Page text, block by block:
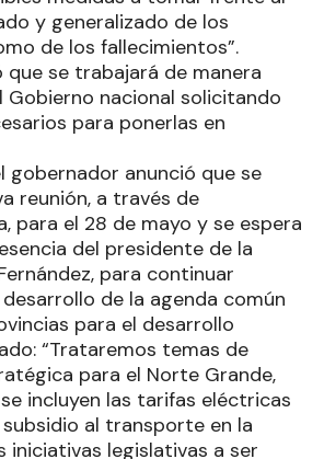
y generalizado de los
de los fallecimientos”.
que se trabajará de manera
Gobierno nacional solicitando
para ponerlas en
gobernador anunció que se
reunión, a través de
para el 28 de mayo y se espera
del presidente de la
para continuar
de la agenda común
para el desarrollo
“Trataremos temas de
para el Norte Grande,
incluyen las tarifas eléctricas
al transporte en la
iniciativas legislativas a ser